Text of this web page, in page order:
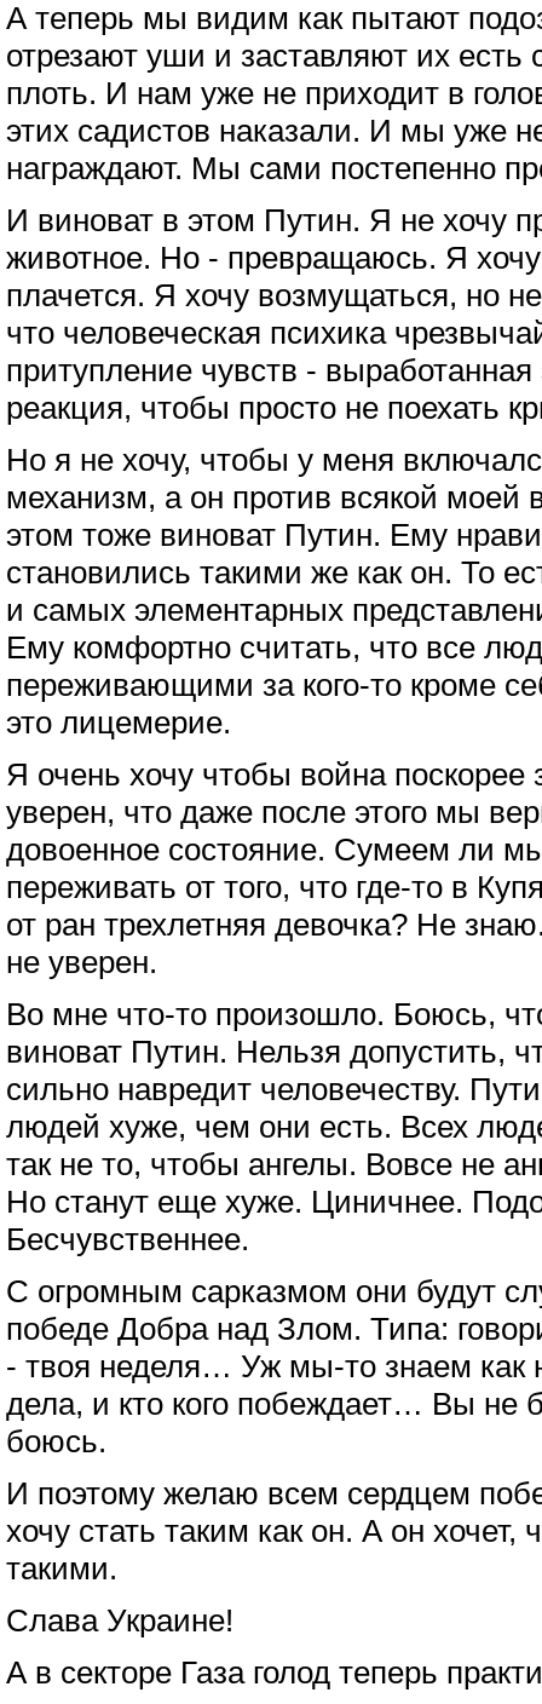
А теперь мы видим как пытают
отрезают уши и заставляют их есть
плоть. И нам уже не приходит в
этих садистов наказали. И мы уже
награждают. Мы сами постепенно
И виноват в этом Путин. Я не хочу
животное. Но - превращаюсь. Я
плачется. Я хочу возмущаться, но
что человеческая психика
притупление чувств -
реакция, чтобы просто не поехать
Но я не хочу, чтобы у меня
механизм, а он против всякой моей
этом тоже виноват Путин. Ему
становились такими же как он. То
и самых элементарных
Ему комфортно считать, что все
переживающими за кого-то кроме
это лицемерие.
Я очень хочу чтобы война поскорее
уверен, что даже после этого мы
довоенное состояние. Сумеем ли
переживать от того, что где-то в
от ран трехлетняя девочка? Не
не уверен.
Во мне что-то произошло. Боюсь,
виноват Путин. Нельзя допустить,
сильно навредит человечеству.
людей хуже, чем они есть. Всех
так не то, чтобы ангелы. Вовсе не
Но станут еще хуже. Циничнее.
Бесчувственнее.
С огромным сарказмом они будут
победе Добра над Злом. Типа:
- твоя неделя… Уж мы-то знаем как
дела, и кто кого побеждает… Вы не
боюсь.
И поэтому желаю всем сердцем
хочу стать таким как он. А он
такими.
Слава Украине!
А в секторе Газа голод теперь